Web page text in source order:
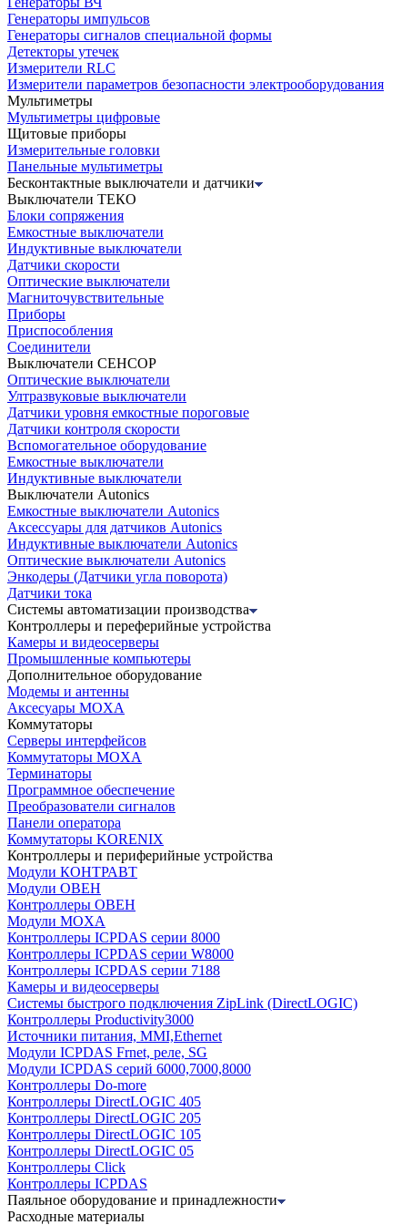
Генераторы импульсов
Генераторы сигналов специальной формы
Детекторы утечек
Измерители RLC
Измерители параметров безопасности электрооборудования
Мультиметры
Мультиметры цифровые
Щитовые приборы
Измерительные головки
Панельные мультиметры
Бесконтактные выключатели и датчики
Выключатели ТЕКО
Блоки сопряжения
Емкостные выключатели
Индуктивные выключатели
Датчики скорости
Оптические выключатели
Магниточувствительные
Приборы
Приспособления
Соединители
Выключатели СЕНСОР
Оптические выключатели
Ултразвуковые выключатели
Датчики уровня емкостные пороговые
Датчики контроля скорости
Вспомогательное оборудование
Емкостные выключатели
Индуктивные выключатели
Выключатели Autonics
Емкостные выключатели Autonics
Аксессуары для датчиков Autonics
Индуктивные выключатели Autonics
Оптические выключатели Autonics
Энкодеры (Датчики угла поворота)
Датчики тока
Системы автоматизации производства
Контроллеры и переферийные устройства
Камеры и видеосерверы
Промышленные компьютеры
Дополнительное оборудование
Модемы и антенны
Аксесуары MOXA
Коммутаторы
Серверы интерфейсов
Коммутаторы MOXA
Терминаторы
Программное обеспечение
Преобразователи сигналов
Панели оператора
Коммутаторы KORENIX
Контроллеры и периферийные устройства
Модули КОНТРАВТ
Модули ОВЕН
Контроллеры ОВЕН
Модули MOXA
Контроллеры ICPDAS серии 8000
Контроллеры ICPDAS серии W8000
Контроллеры ICPDAS серии 7188
Камеры и видеосерверы
Системы быстрого подключения ZipLink (DirectLOGIC)
Контроллеры Productivity3000
Источники питания, MMI,Ethernet
Модули ICPDAS Frnet, реле, SG
Модули ICPDAS серий 6000,7000,8000
Контроллеры Do-more
Контроллеры DirectLOGIC 405
Контроллеры DirectLOGIC 205
Контроллеры DirectLOGIC 105
Контроллеры DirectLOGIC 05
Контроллеры Click
Контроллеры ICPDAS
Паяльное оборудование и принадлежности
Расходные материалы